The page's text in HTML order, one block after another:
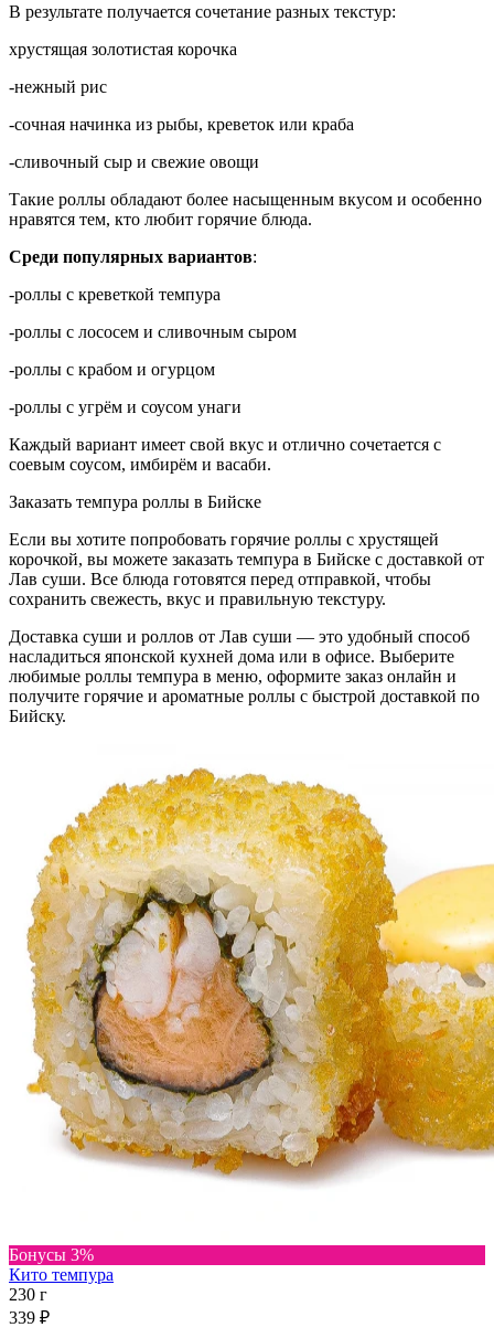
В результате получается сочетание разных текстур:
хрустящая золотистая корочка
-нежный рис
-сочная начинка из рыбы, креветок или краба
-сливочный сыр и свежие овощи
Такие роллы обладают более насыщенным вкусом и особенно
нравятся тем, кто любит горячие блюда.
Среди популярных вариантов:
-роллы с креветкой темпура
-роллы с лососем и сливочным сыром
-роллы с крабом и огурцом
-роллы с угрём и соусом унаги
Каждый вариант имеет свой вкус и отлично сочетается с
соевым соусом, имбирём и васаби.
Заказать темпура роллы в Бийске
Если вы хотите попробовать горячие роллы с хрустящей
корочкой, вы можете заказать темпура в Бийске с доставкой от
Лав суши. Все блюда готовятся перед отправкой, чтобы
сохранить свежесть, вкус и правильную текстуру.
Доставка суши и роллов от Лав суши — это удобный способ
насладиться японской кухней дома или в офисе. Выберите
любимые роллы темпура в меню, оформите заказ онлайн и
получите горячие и ароматные роллы с быстрой доставкой по
Бийску.
Бонусы 3%
Кито темпура
230 г
339 ₽